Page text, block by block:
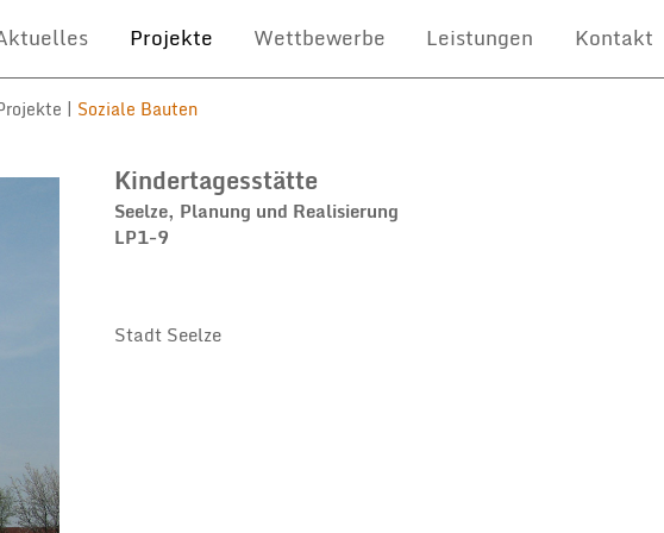
| Soziale Bauten
Kindertagesstätte
Seelze, Planung und Realisierung
LP1-9
Stadt Seelze
Projekte Wettbewerbe Leistungen Kontakt